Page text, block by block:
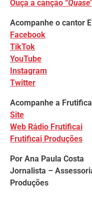
Ouça a canção “Quase
Acompanhe o cantor
Facebook
TikTok
YouTube
Instagram
Twitter
Acompanhe a
Site
Web Rádio Frutificai
Frutificai Produções
Por Ana Paula Costa
Jornalista –
Produções